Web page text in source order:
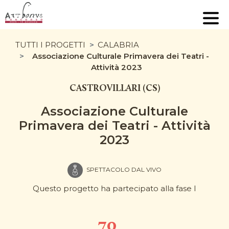
TUTTI I PROGETTI
CALABRIA
Associazione Culturale Primavera dei Teatri -
Attività 2023
CASTROVILLARI (CS)
Associazione Culturale
Primavera dei Teatri - Attività
2023
SPETTACOLO DAL VIVO
Questo progetto ha partecipato alla fase I